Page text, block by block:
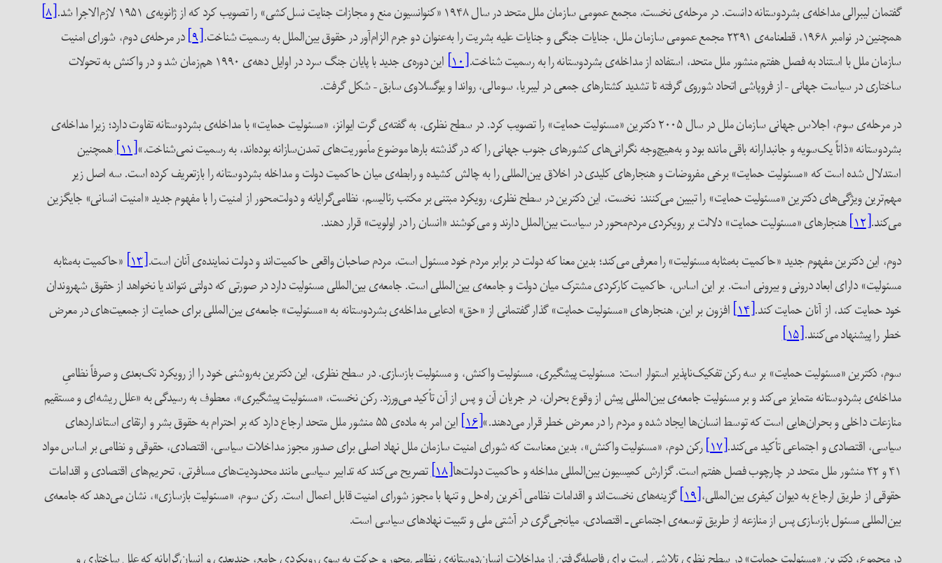
گفتمان لیبرالی مداخله‌ی بشردوستانه دانست. در مرحله‌ی نخست، مجمع عمومی سازمان ملل متحد در سال ۱۹۴۸ «کنوانسیون منع و مجازات جنایت نسل‌کشی» را تصویب کرد که از ژانویه‌ی ۱۹۵۱ لازم‌الاجرا شد.
[۸]
همچنین در نوامبر ۱۹۶۸، قطعنامه‌ی ۲۳۹۱ مجمع عمومی سازمان ملل، جنایات جنگی و جنایات علیه بشریت را به‌عنوان دو جرم الزام‌آور در حقوق بین‌الملل به رسمیت شناخت.
[۹]
در مرحله‌ی دوم، شورای امنیت
سازمان ملل با استناد به فصل هفتم منشور ملل متحد، استفاده از مداخله‌ی بشردوستانه را به رسمیت شناخت.[۱۰]
این دوره‌ی جدید با پایان جنگ سرد در اوایل دهه‌ی ۱۹۹۰ هم‌زمان شد و در واکنش به تحولات
ساختاری در سیاست جهانی – از فروپاشی اتحاد شوروی گرفته تا تشدید کشتارهای جمعی در لیبریا، سومالی، رواندا و یوگسلاوی سابق – شکل گرفت.
در مرحله‌ی سوم، اجلاس جهانی سازمان ملل در سال ۲۰۰۵ دکترین «مسئولیت حمایت» را تصویب کرد. در سطح نظری، به گفته‌ی گرت ایوانز، «مسئولیت حمایت» با مداخله‌ی بشردوستانه تفاوت دارد؛ زیرا مداخله‌ی
بشردوستانه «ذاتاً یک‌سویه و جانبدارانه باقی مانده بود و به‌هیچ‌وجه نگرانی‌های کشورهای جنوب جهانی را که در گذشته بارها موضوع مأموریت‌های تمدن‌سازانه بوده‌اند، به رسمیت نمی‌شناخت.»[۱۱]
همچنین
استدلال شده است که «مسئولیت حمایت» برخی مفروضات و هنجارهای کلیدی در اخلاق بین‌المللی را به چالش کشیده و رابطه‌ی میان حاکمیت دولت و مداخله بشردوستانه را بازتعریف کرده است. سه اصل زیر
مهم‌ترین ویژگی‌های دکترین «مسئولیت حمایت» را تبیین می‌کنند: نخست، این دکترین در سطح نظری، رویکرد مبتنی بر مکتب رئالیسم، نظامی‌گرایانه و دولت‌محور از امنیت را با مفهوم جدید «امنیت انسانی» جایگزین
می‌کند.[۱۲]
هنجارهای «مسئولیت حمایت» دلالت بر رویکردی مردم‌محور در سیاست بین‌الملل دارند و می‌کوشند «انسان را در اولویت» قرار دهند.
دوم، این دکترین مفهوم جدید «حاکمیت به‌مثابه مسئولیت» را معرفی می‌کند؛ بدین معنا که دولت در برابر مردم خود مسئول است، مردم صاحبان واقعی حاکمیت‌اند و دولت نماینده‌ی آنان است.[۱۳]
«حاکمیت به‌مثابه
مسئولیت» دارای ابعاد درونی و بیرونی است. بر این اساس، حاکمیت کارکردی مشترک میان دولت و جامعه‌ی بین‌المللی است. جامعه‌ی بین‌المللی مسئولیت دارد در صورتی که دولتی نتواند یا نخواهد از حقوق شهروندان
خود حمایت کند، از آنان حمایت کند.[۱۴]
افزون بر این، هنجارهای «مسئولیت حمایت» گذار گفتمانی از «حق» ادعایی مداخله‌ی بشردوستانه به «مسئولیت» جامعه‌ی بین‌المللی برای حمایت از جمعیت‌های در معرض
خطر را پیشنهاد می‌کنند.[۱۵]
سوم، دکترین «مسئولیت حمایت» بر سه رکن تفکیک‌ناپذیر استوار است: مسئولیت پیشگیری، مسئولیت واکنش، و مسئولیت بازسازی. در سطح نظری، این دکترین به‌روشنی خود را از رویکرد تک‌بعدی و صرفاً نظامیِ
مداخله‌ی بشردوستانه متمایز می‌کند و بر مسئولیت جامعه‌ی بین‌المللی پیش از وقوع بحران، در جریان آن و پس از آن تأکید می‌ورزد. رکن نخست، «مسئولیت پیشگیری»، معطوف به رسیدگی به «علل ریشه‌ای و مستقیم
منازعات داخلی و بحران‌هایی است که توسط انسان‌ها‌ ایجاد شده و مردم را در معرض خطر قرار می‌دهند.»[۱۶]
این امر به ماده‌ی ۵۵ منشور ملل متحد ارجاع دارد که بر احترام به حقوق بشر و ارتقای استانداردهای
سیاسی، اقتصادی و اجتماعی تأکید می‌کند.[۱۷]
رکن دوم، «مسئولیت واکنش»، بدین معناست که شورای امنیت سازمان ملل نهاد اصلی برای صدور مجوز مداخلات سیاسی، اقتصادی، حقوقی و نظامی بر اساس مواد
۴۱ و ۴۲ منشور ملل متحد در چارچوب فصل هفتم است. گزارش کمیسیون بین‌المللی مداخله و حاکمیت دولت‌ها
[۱۸]
تصریح می‌کند که تدابیر سیاسی مانند محدودیت‌های مسافرتی، تحریم‌های اقتصادی و اقدامات
حقوقی از طریق ارجاع به دیوان کیفری بین‌المللی،[۱۹]
گزینه‌های نخست‌اند و اقدامات نظامی آخرین راه‌حل و تنها با مجوز شورای امنیت قابل اعمال است. رکن سوم، «مسئولیت بازسازی»، نشان می‌دهد که جامعه‌ی
بین‌المللی مسئول بازسازی پس از منازعه از طریق توسعه‌ی اجتماعی ـ اقتصادی، میانجی‌گری در آشتی ملی و تثبیت نهادهای سیاسی است.